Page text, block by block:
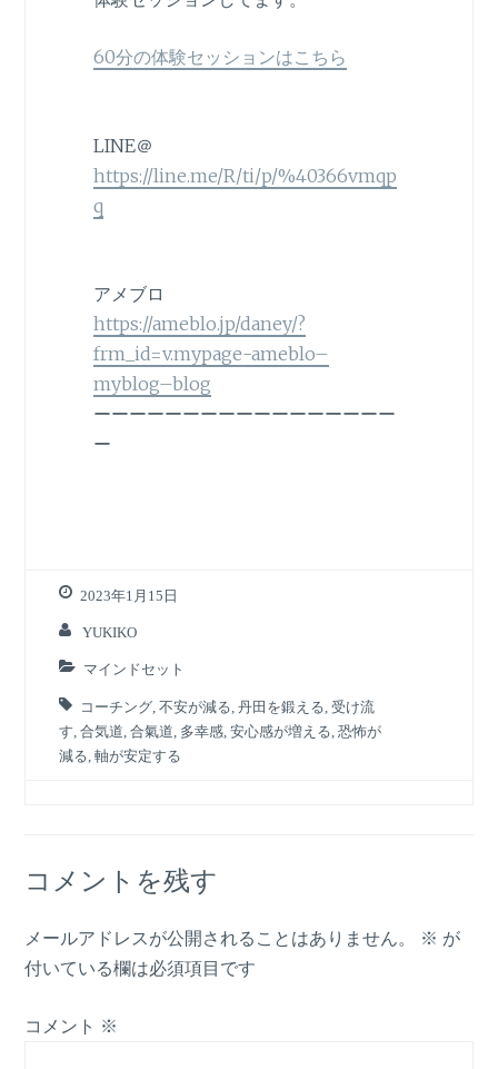
60分の体験セッションはこちら
LINE＠
https://line.me/R/ti/p/%40366vmqp
q
アメブロ
https://ameblo.jp/daney/?
frm_id=v.mypage-ameblo–
myblog–blog
ーーーーーーーーーーーーーーーーー
ー
2023年1月15日
YUKIKO
マインドセット
コーチング ,不安が減る ,丹田を鍛える ,受け流
す ,合気道 ,合氣道 多幸感 ,安心感が増える ,恐怖が
減る ,軸が安定する
コメントを残す
メールアドレスが公開されることはありません。 ※ が
付いている欄は必須項目です
コメント ※